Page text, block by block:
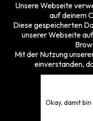
VfB Rodheim/Horloff e.V.
Besucherzähler
Heute
13
Diesen Monat
210
Unsere Webseite
auf deinem
Diese gespeicherten
unserer Webseite
Mit der Nutzung
einverstanden,
Okay, damit